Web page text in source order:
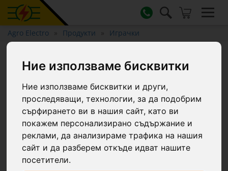
Ние използваме бисквитки
Ние използваме бисквитки и други,
проследяващи, технологии, за да подобрим
сърфирането ви в нашия сайт, като ви
покажем персонализирано съдържание и
реклами, да анализираме трафика на нашия
сайт и да разберем откъде идват нашите
посетители.
Agro Electro Продукти Играчки
Играчка трактор John Deere
5115M